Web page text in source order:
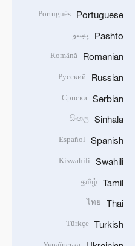
Portuguese
Português
Pashto پښتو
Romanian
Română
Russian
Русский
Serbian
Српски
Sinhala
සිංහල
Spanish
Español
Swahili
Kiswahili
Tamil
தமிழ்
Thai
ไทย
Turkish
Türkçe